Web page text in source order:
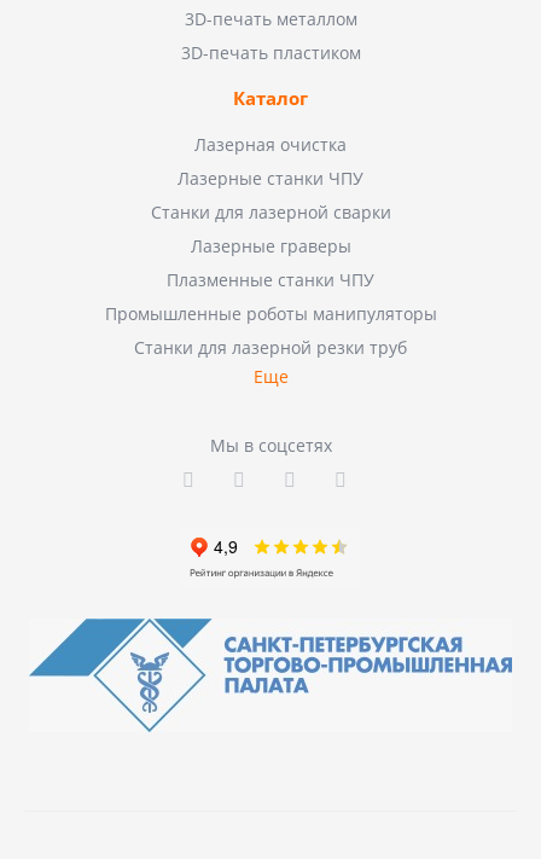
3D-печать металлом
3D-печать пластиком
Каталог
Лазерная очистка
Лазерные станки ЧПУ
Станки для лазерной сварки
Лазерные граверы
Плазменные станки ЧПУ
Промышленные роботы манипуляторы
Станки для лазерной резки труб
Еще
Мы в соцсетях